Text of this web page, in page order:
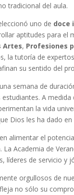
tradicional del aula.
uno de doce
aptitudes para el
Artes, Profesiones
la tutoría de
su sentido del
semana de
A
la vida
Dios les ha dado
alimentar el
La Academia de
líderes de servicio y
orgullosos de
no sólo su